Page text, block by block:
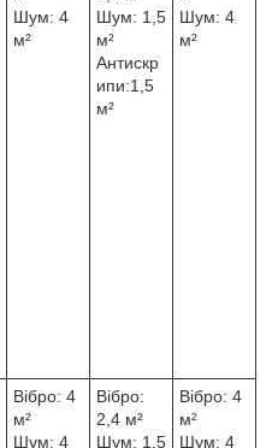
Шум: 4
м²
Шум: 1,5
м²
Антискр
ипи:1,5
м²
Шум: 4
м²
Вібро: 4
м²
Шум: 4
Вібро:
2,4 м²
Шум: 1,5
Вібро: 4
м²
Шум: 4